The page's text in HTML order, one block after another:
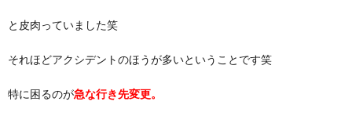
と皮肉っていました笑
それほどアクシデントのほうが多いということです笑
特に困るのが急な行き先変更。